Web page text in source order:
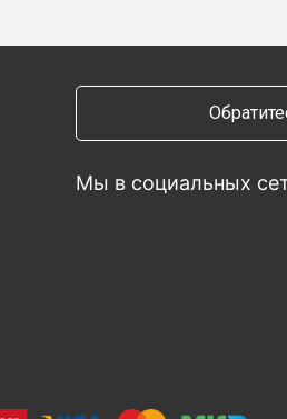
Мы в социальных